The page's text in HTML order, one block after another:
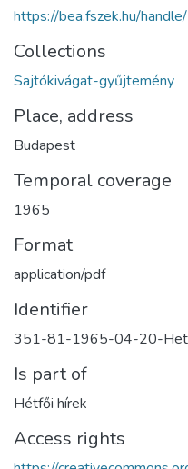
https://bea.fszek.hu/
Collections
Sajtókivágat-gyűjtemény
Place, address
Budapest
Temporal coverage
1965
Format
application/pdf
Identifier
351-81-1965-04-20-
Is part of
Hétfői hírek
Access rights